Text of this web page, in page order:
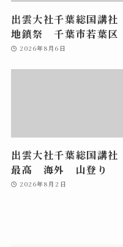
出雲大社千葉総国講社
地鎮祭 千葉市若葉区
2026年8月6日
出雲大社千葉総国講社
最高 海外 山登り
2026年8月2日